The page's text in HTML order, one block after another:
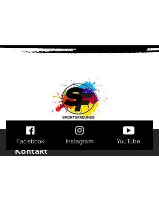
Kontakt
Facebook Instagram YouTube